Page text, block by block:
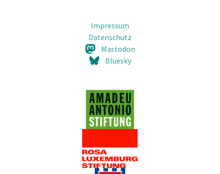
Impressum
Datenschutz
Mastodon
Bluesky